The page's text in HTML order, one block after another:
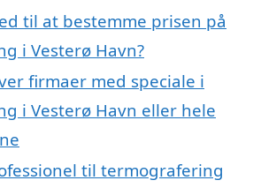
til at bestemme prisen på
i Vesterø Havn?
firmaer med speciale i
i Vesterø Havn eller hele
til termografering